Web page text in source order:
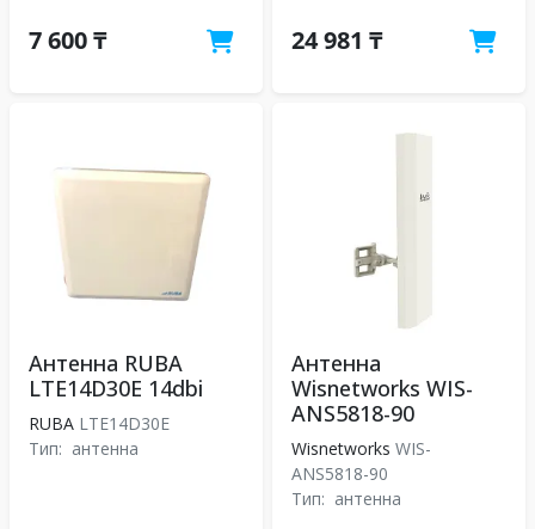
7 600 ₸ 24 981 ₸
Антенна RUBA
LTE14D30E 14dbi
RUBA LTE14D30E
Тип: антенна
Антенна
Wisnetworks WIS-
ANS5818-90
Wisnetworks WIS-
ANS5818-90
Тип: антенна